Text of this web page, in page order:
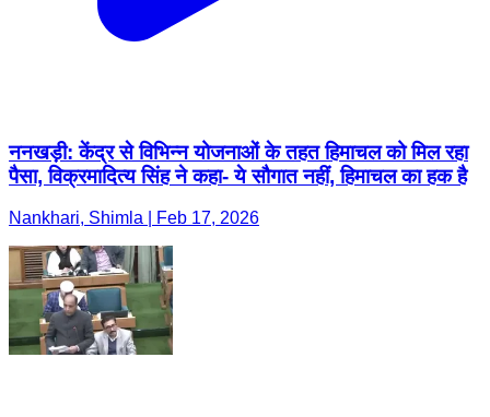
ननखड़ी: केंद्र से विभिन्न योजनाओं के तहत हिमाचल को मिल रहा
पैसा, विक्रमादित्य सिंह ने कहा- ये सौगात नहीं, हिमाचल का हक है
Nankhari, Shimla | Feb 17, 2026